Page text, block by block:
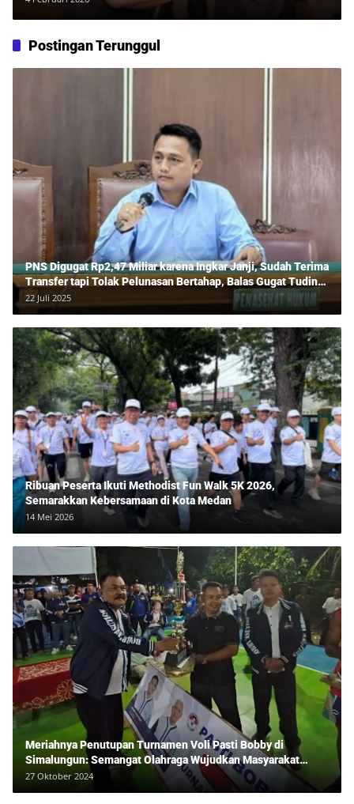
Postingan Terunggul
PNS Digugat Rp2,47 Miliar karena Ingkar Janji, Sudah Terima
Transfer tapi Tolak Pelunasan Bertahap, Balas Gugat Tuding
Lawan Tipu Rp850 Juta
22 Juli 2025
Ribuan Peserta Ikuti Methodist Fun Walk 5K 2026,
Semarakkan Kebersamaan di Kota Medan
14 Mei 2026
Meriahnya Penutupan Turnamen Voli Pasti Bobby di
Simalungun: Semangat Olahraga Wujudkan Masyarakat
Sehat Bersama Erwan Rozadi dan Ribuan Penonton!
27 Oktober 2024